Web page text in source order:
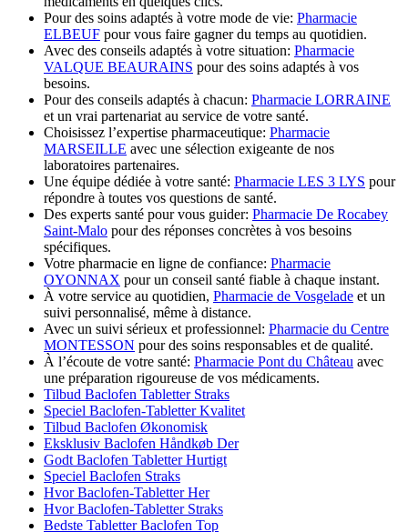
Pour des soins adaptés à votre mode de vie: Pharmacie
ELBEUF pour vous faire gagner du temps au quotidien.
Avec des conseils adaptés à votre situation: Pharmacie
VALQUE BEAURAINS pour des soins adaptés à vos
besoins.
Pour des conseils adaptés à chacun: Pharmacie LORRAINE
et un vrai partenariat au service de votre santé.
Choisissez l’expertise pharmaceutique: Pharmacie
MARSEILLE avec une sélection exigeante de nos
laboratoires partenaires.
Une équipe dédiée à votre santé: Pharmacie LES 3 LYS pour
répondre à toutes vos questions de santé.
Des experts santé pour vous guider: Pharmacie De Rocabey
Saint-Malo pour des réponses concrètes à vos besoins
spécifiques.
Votre pharmacie en ligne de confiance: Pharmacie
OYONNAX pour un conseil santé fiable à chaque instant.
À votre service au quotidien, Pharmacie de Vosgelade et un
suivi personnalisé, même à distance.
Avec un suivi sérieux et professionnel: Pharmacie du Centre
MONTESSON pour des soins responsables et de qualité.
À l’écoute de votre santé: Pharmacie Pont du Château avec
une préparation rigoureuse de vos médicaments.
Tilbud Baclofen Tabletter Straks
Speciel Baclofen-Tabletter Kvalitet
Tilbud Baclofen Økonomisk
Eksklusiv Baclofen Håndkøb Der
Godt Baclofen Tabletter Hurtigt
Speciel Baclofen Straks
Hvor Baclofen-Tabletter Her
Hvor Baclofen-Tabletter Straks
Bedste Tabletter Baclofen Top